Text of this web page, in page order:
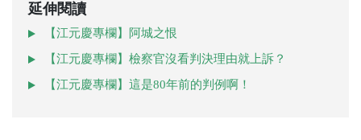
延伸閱讀
【江元慶專欄】阿城之恨
【江元慶專欄】檢察官沒看判決理由就上訴？
【江元慶專欄】這是80年前的判例啊！